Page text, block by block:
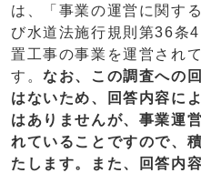
は、「事業の運営に関す
び水道法施行規則第36条
置工事の事業を運営され
す。なお、この調査への
はないため、回答内容に
はありませんが、事業運
れていることですので、
たします。また、回答内